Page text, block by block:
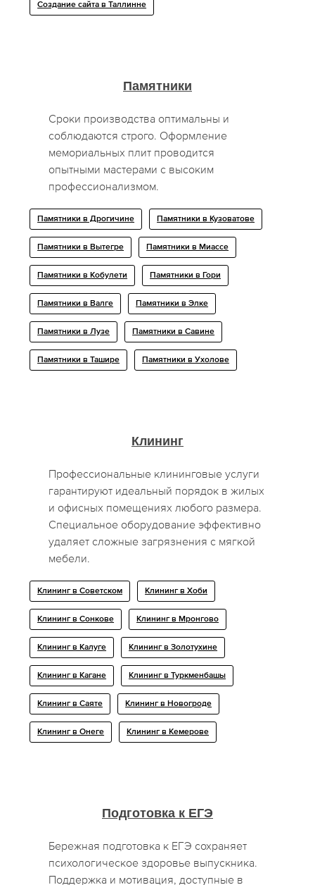
Создание сайта в Таллинне
Памятники
Сроки производства оптимальны и
соблюдаются строго. Оформление
мемориальных плит проводится
опытными мастерами с высоким
профессионализмом.
Памятники в Дрогичине Памятники в Кузоватове
Памятники в Вытегре Памятники в Миассе
Памятники в Кобулети Памятники в Гори
Памятники в Валге Памятники в Элке
Памятники в Лузе Памятники в Савине
Памятники в Ташире Памятники в Ухолове
Клининг
Профессиональные клининговые услуги
гарантируют идеальный порядок в жилых
и офисных помещениях любого размера.
Специальное оборудование эффективно
удаляет сложные загрязнения с мягкой
мебели.
Клининг в Советском Клининг в Хоби
Клининг в Сонкове Клининг в Мронгово
Клининг в Калуге Клининг в Золотухине
Клининг в Кагане Клининг в Туркменбашы
Клининг в Саяте Клининг в Новогроде
Клининг в Онеге Клининг в Кемерове
Подготовка к ЕГЭ
Бережная подготовка к ЕГЭ сохраняет
психологическое здоровье выпускника.
Поддержка и мотивация, доступные в